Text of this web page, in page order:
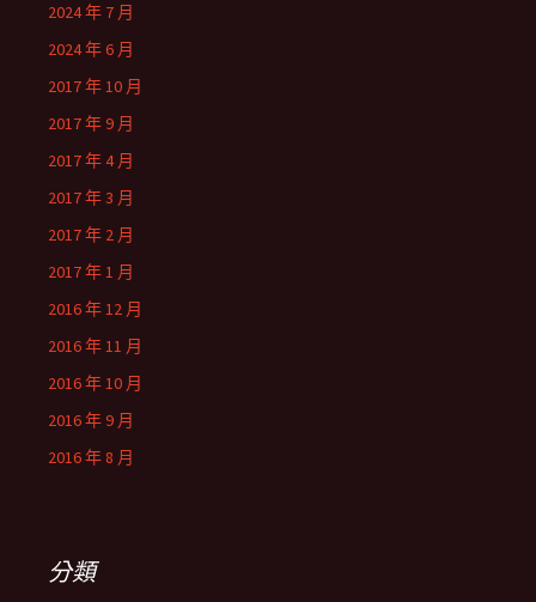
2024 年 7 月
2024 年 6 月
2017 年 10 月
2017 年 9 月
2017 年 4 月
2017 年 3 月
2017 年 2 月
2017 年 1 月
2016 年 12 月
2016 年 11 月
2016 年 10 月
2016 年 9 月
2016 年 8 月
分類